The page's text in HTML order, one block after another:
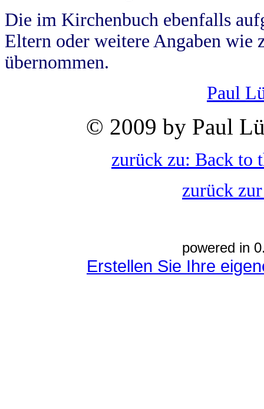
Die im Kirchenbuch ebenfalls
Eltern oder weitere Angaben wie
übernommen.
Paul
© 2009 by Paul
zurück zu: Back to
zurück
powered in
Erstellen Sie Ihre